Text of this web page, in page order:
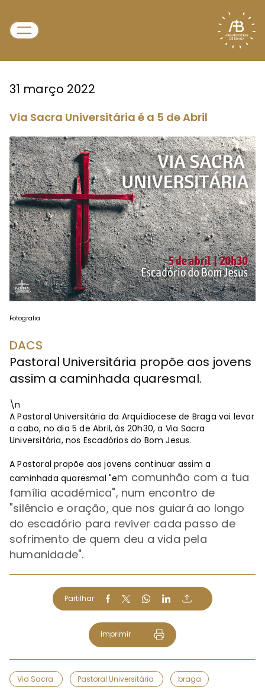
31 março 2022
Via Sacra Universitária é a 5 de Abril
Fotografia
DACS
Pastoral Universitária propõe aos jovens
assim a caminhada quaresmal.
\n
A Pastoral Universitária da Arquidiocese de Braga vai levar
a cabo, no dia 5 de Abril, às 20h30, a Via Sacra
Universitária, nos Escadórios do Bom Jesus.
A Pastoral propõe aos jovens continuar assim a
caminhada quaresmal "em comunhão com a tua
família académica", num encontro de
"silêncio e oração, que nos guiará ao longo
do escadório para reviver cada passo de
sofrimento de quem deu a vida pela
humanidade".
Partilhar
Imprimir
Via Sacra Pastoral Universitária braga